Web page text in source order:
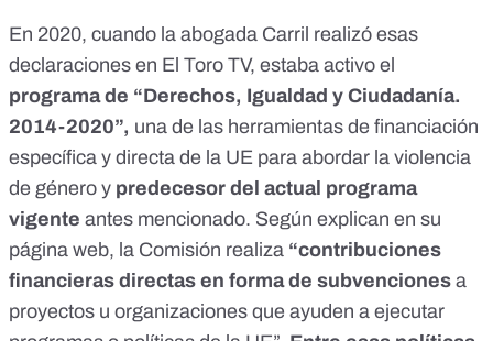
En 2020, cuando la abogada Carril realizó esas
declaraciones en El Toro TV, estaba activo el
programa de “Derechos, Igualdad y Ciudadanía.
2014-2020”, una de las herramientas de financiación
específica y directa de la UE para abordar la violencia
de género y predecesor del actual programa
vigente antes mencionado. Según explican en su
página web, la Comisión realiza “contribuciones
financieras directas en forma de subvenciones a
proyectos u organizaciones que ayuden a ejecutar